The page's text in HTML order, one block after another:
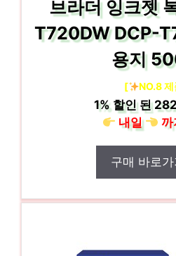
브라더 잉크젯
T720DW DCP-
용지
[ NO.8
1%할인 된
내일
까
구매 바로가